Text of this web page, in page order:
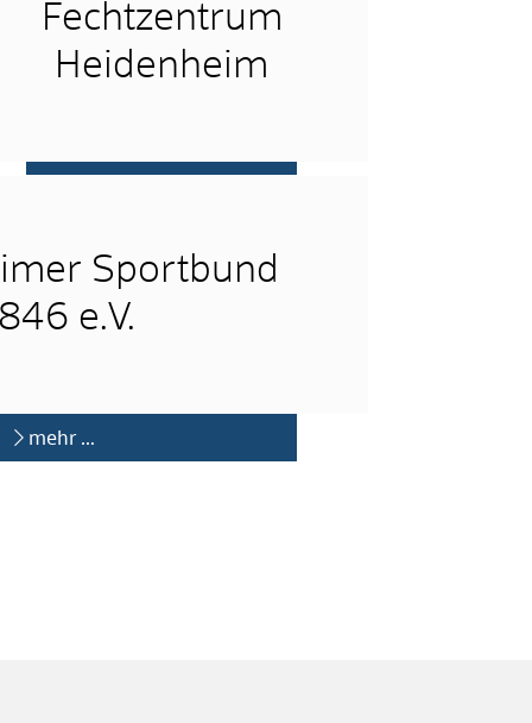
Fechtzentrum
Heidenheim
Sportbund
e.V.
mehr …